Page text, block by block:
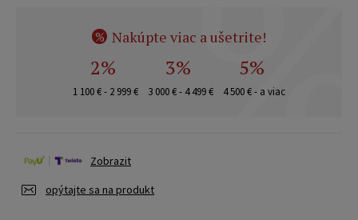
% Nakúpte viac a ušetrite!
2%
1 100 € - 2 999 €
3%
3 000 € - 4 499 €
5%
4 500 € - a viac
opýtajte sa na produkt
Zobrazit